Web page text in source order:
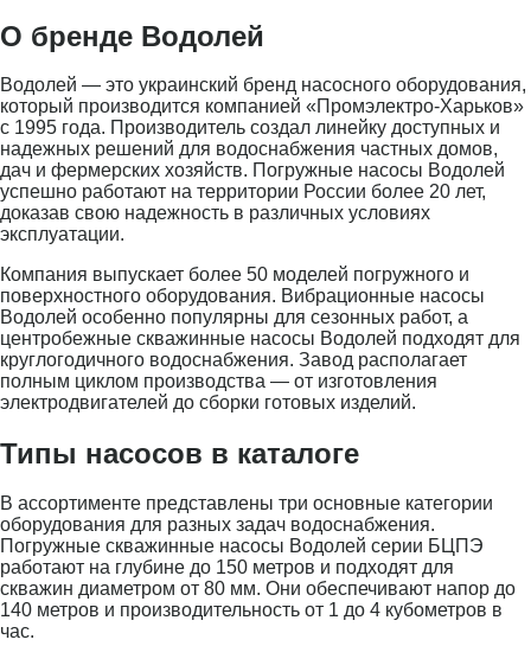
О бренде Водолей
Водолей — это украинский бренд насосного оборудования,
который производится компанией «Промэлектро-Харьков»
с 1995 года. Производитель создал линейку доступных и
надежных решений для водоснабжения частных домов,
дач и фермерских хозяйств. Погружные насосы Водолей
успешно работают на территории России более 20 лет,
доказав свою надежность в различных условиях
эксплуатации.
Компания выпускает более 50 моделей погружного и
поверхностного оборудования. Вибрационные насосы
Водолей особенно популярны для сезонных работ, а
центробежные скважинные насосы Водолей подходят для
круглогодичного водоснабжения. Завод располагает
полным циклом производства — от изготовления
электродвигателей до сборки готовых изделий.
Типы насосов в каталоге
В ассортименте представлены три основные категории
оборудования для разных задач водоснабжения.
Погружные скважинные насосы Водолей серии БЦПЭ
работают на глубине до 150 метров и подходят для
скважин диаметром от 80 мм. Они обеспечивают напор до
140 метров и производительность от 1 до 4 кубометров в
час.